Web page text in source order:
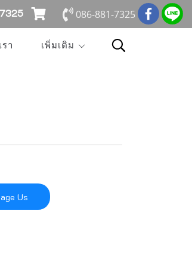
086-881-7325
า เพิ่มเติม
Us